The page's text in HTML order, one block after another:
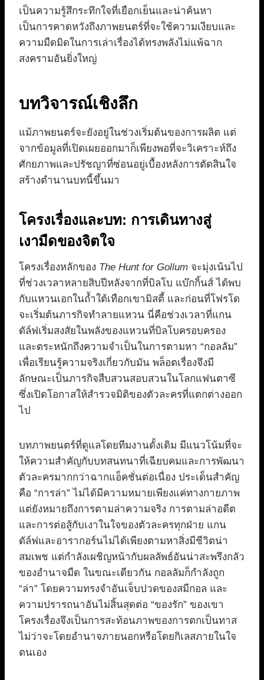
เป็นความรู้สึกระทึกใจที่เยือกเย็นและน่าค้นหา
เป็นการคาดหวังถึงภาพยนตร์ที่จะใช้ความเงียบและ
ความมืดมิดในการเล่าเรื่องได้ทรงพลังไม่แพ้ฉาก
สงครามอันยิ่งใหญ่
บทวิจารณ์เชิงลึก
แม้ภาพยนตร์จะยังอยู่ในช่วงเริ่มต้นของการผลิต แต่
จากข้อมูลที่เปิดเผยออกมาก็เพียงพอที่จะวิเคราะห์ถึง
ศักยภาพและปรัชญาที่ซ่อนอยู่เบื้องหลังการตัดสินใจ
สร้างตำนานบทนี้ขึ้นมา
โครงเรื่องและบท: การเดินทางสู่
เงามืดของจิตใจ
โครงเรื่องหลักของ The Hunt for Gollum จะมุ่งเน้นไป
ที่ช่วงเวลาหลายสิบปีหลังจากที่บิลโบ แบ๊กกิ้นส์ ได้พบ
กับแหวนเอกในถ้ำใต้เทือกเขามิสตี้ และก่อนที่โฟรโด
จะเริ่มต้นภารกิจทำลายแหวน นี่คือช่วงเวลาที่แกน
ดัล์ฟเริ่มสงสัยในพลังของแหวนที่บิลโบครอบครอง
และตระหนักถึงความจำเป็นในการตามหา “กอลลัม”
เพื่อเรียนรู้ความจริงเกี่ยวกับมัน พล็อตเรื่องจึงมี
ลักษณะเป็นภารกิจสืบสวนสอบสวนในโลกแฟนตาซี
ซึ่งเปิดโอกาสให้สำรวจมิติของตัวละครที่แตกต่างออก
ไป
บทภาพยนตร์ที่ดูแลโดยทีมงานดั้งเดิม มีแนวโน้มที่จะ
ให้ความสำคัญกับบทสนทนาที่เฉียบคมและการพัฒนา
ตัวละครมากกว่าฉากแอ็คชั่นต่อเนื่อง ประเด็นสำคัญ
คือ “การล่า” ไม่ได้มีความหมายเพียงแค่ทางกายภาพ
แต่ยังหมายถึงการตามล่าความจริง การตามล่าอดีต
และการต่อสู้กับเงาในใจของตัวละครทุกฝ่าย แกน
ดัล์ฟและอารากอร์นไม่ได้เพียงตามหาสิ่งมีชีวิตน่า
สมเพช แต่กำลังเผชิญหน้ากับผลลัพธ์อันน่าสะพรึงกลัว
ของอำนาจมืด ในขณะเดียวกัน กอลลัมก็กำลังถูก
“ล่า” โดยความทรงจำอันเจ็บปวดของสมีกอล และ
ความปรารถนาอันไม่สิ้นสุดต่อ “ของรัก” ของเขา
โครงเรื่องจึงเป็นการสะท้อนภาพของการตกเป็นทาส
ไม่ว่าจะโดยอำนาจภายนอกหรือโดยกิเลสภายในใจ
ตนเอง